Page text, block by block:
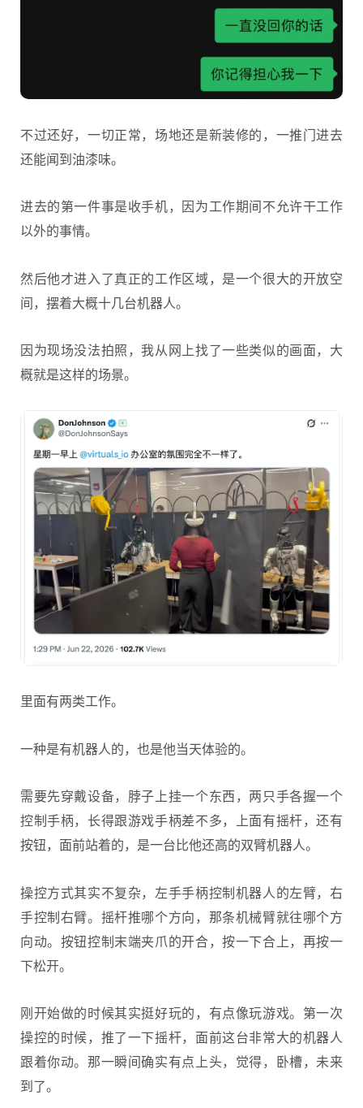
不过还好，一切正常，场地还是新装修的，一推门进去
还能闻到油漆味。
进去的第一件事是收手机，因为工作期间不允许干工作
以外的事情。
然后他才进入了真正的工作区域，是一个很大的开放空
间，摆着大概十几台机器人。
因为现场没法拍照，我从网上找了一些类似的画面，大
概就是这样的场景。
里面有两类工作。
一种是有机器人的，也是他当天体验的。
需要先穿戴设备，脖子上挂一个东西，两只手各握一个
控制手柄，长得跟游戏手柄差不多，上面有摇杆，还有
按钮，面前站着的，是一台比他还高的双臂机器人。
操控方式其实不复杂，左手手柄控制机器人的左臂，右
手控制右臂。摇杆推哪个方向，那条机械臂就往哪个方
向动。按钮控制末端夹爪的开合，按一下合上，再按一
下松开。
刚开始做的时候其实挺好玩的，有点像玩游戏。第一次
操控的时候，推了一下摇杆，面前这台非常大的机器人
跟着你动。那一瞬间确实有点上头，觉得，卧槽，未来
到了。